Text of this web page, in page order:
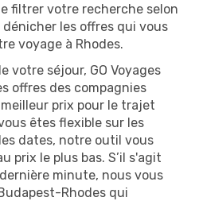
filtrer votre recherche selon
les offres qui vous
voyage à Rhodes.
votre séjour, GO Voyages
offres des compagnies
prix pour le trajet
êtes flexible sur les
dates, notre outil vous
prix le plus bas. S’il s'agit
minute, nous vous
Rhodes qui